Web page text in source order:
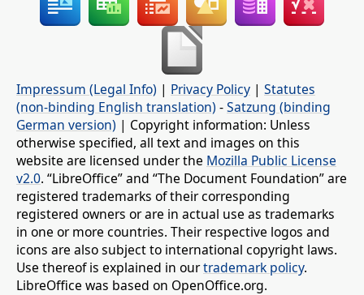
Impressum (Legal Info) | Privacy Policy | Statutes
(non-binding English translation) -Satzung (binding
German version) | Copyright information: Unless
otherwise specified, all text and images on this
website are licensed under the Mozilla Public License
v2.0. “LibreOffice” and “The Document Foundation” are
registered trademarks of their corresponding
registered owners or are in actual use as trademarks
in one or more countries. Their respective logos and
icons are also subject to international copyright laws.
Use thereof is explained in ourtrademark policy.
LibreOffice was based on OpenOffice.org.